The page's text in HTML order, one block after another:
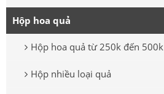
Hộp hoa quả
Hộp hoa quả từ 250k đến 500k
Hộp nhiều loại quả